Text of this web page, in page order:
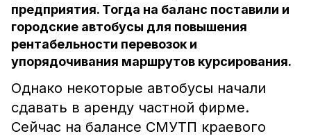
предприятия. Тогда на баланс поставили и
городские автобусы для повышения
рентабельности перевозок и
упорядочивания маршрутов курсирования.
Однако некоторые автобусы начали
сдавать в аренду частной фирме.
Сейчас на балансе СМУТП краевого